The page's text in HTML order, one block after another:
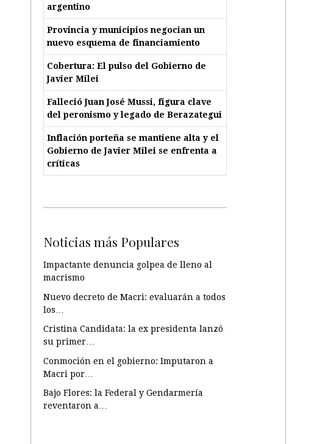
argentino
Provincia y municipios negocian un
nuevo esquema de financiamiento
Cobertura: El pulso del Gobierno de
Javier Milei
Falleció Juan José Mussi, figura clave
del peronismo y legado de Berazategui
Inflación porteña se mantiene alta y el
Gobierno de Javier Milei se enfrenta a
críticas
Noticias más Populares
Impactante denuncia golpea de lleno al
macrismo
Nuevo decreto de Macri: evaluarán a todos
los…
Cristina Candidata: la ex presidenta lanzó
su primer…
Conmoción en el gobierno: Imputaron a
Macri por…
Bajo Flores: la Federal y Gendarmería
reventaron a…